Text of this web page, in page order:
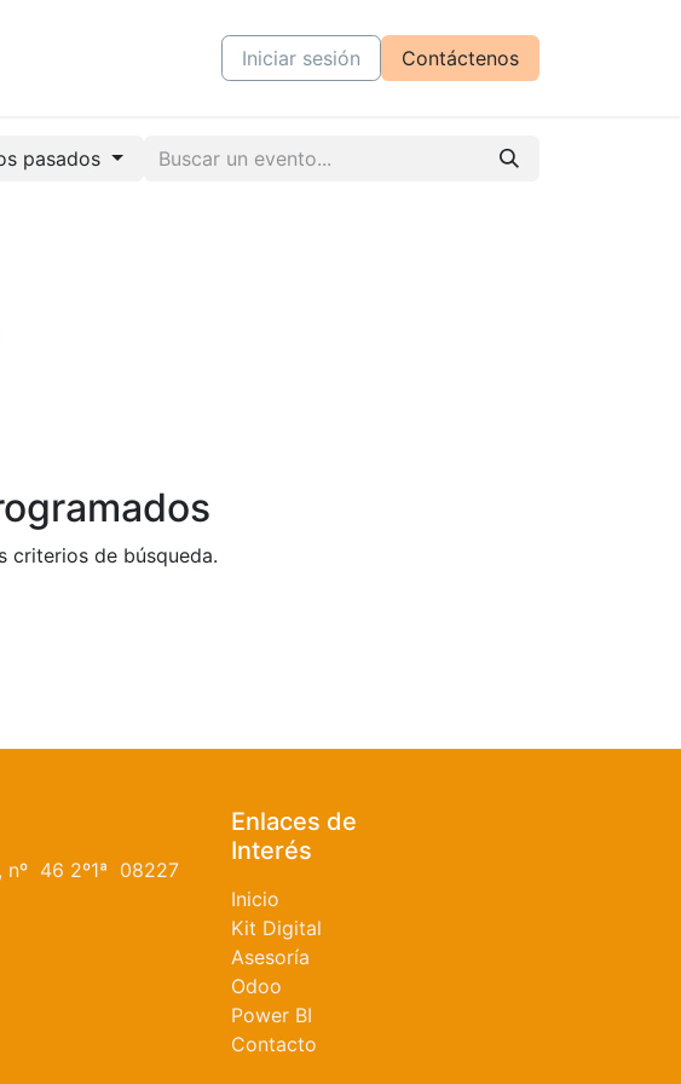
CursosIniciar sesión Contáctenos
pasados
criterios de búsqueda.
nº 46 2º1ª 08227
Enlaces de
Interés
Inicio
Kit Digital
Asesoría
Odoo
Power BI
Contacto